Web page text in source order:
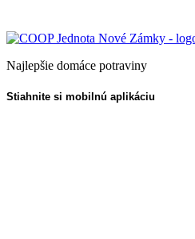
Najlepšie domáce potraviny
Stiahnite si mobilnú aplikáciu